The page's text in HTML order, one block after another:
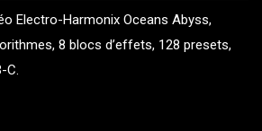
Electro-Harmonix Oceans Abyss,
8 blocs d’effets, 128 presets,
C.